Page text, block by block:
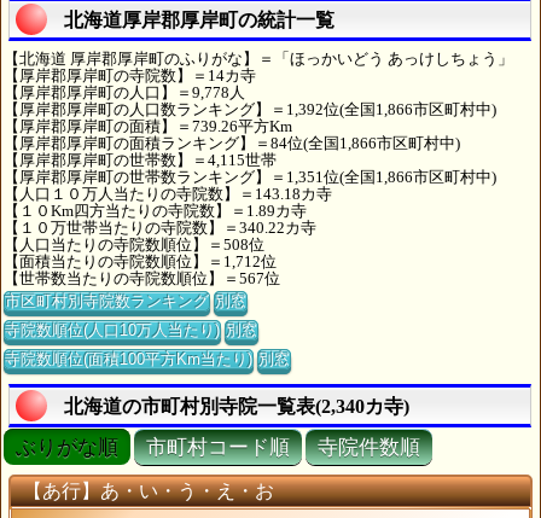
北海道厚岸郡厚岸町の統計一覧
【北海道 厚岸郡厚岸町のふりがな】＝「ほっかいどう あっけしちょう」
【厚岸郡厚岸町の寺院数】＝14カ寺
【厚岸郡厚岸町の人口】＝9,778人
【厚岸郡厚岸町の人口数ランキング】＝1,392位(全国1,866市区町村中)
【厚岸郡厚岸町の面積】＝739.26平方Km
【厚岸郡厚岸町の面積ランキング】＝84位(全国1,866市区町村中)
【厚岸郡厚岸町の世帯数】＝4,115世帯
【厚岸郡厚岸町の世帯数ランキング】＝1,351位(全国1,866市区町村中)
【人口１０万人当たりの寺院数】＝143.18カ寺
【１０Km四方当たりの寺院数】＝1.89カ寺
【１０万世帯当たりの寺院数】＝340.22カ寺
【人口当たりの寺院数順位】＝508位
【面積当たりの寺院数順位】＝1,712位
【世帯数当たりの寺院数順位】＝567位
市区町村別寺院数ランキング 別窓
寺院数順位(人口10万人当たり) 別窓
寺院数順位(面積100平方Km当たり) 別窓
北海道の市町村別寺院一覧表(2,340カ寺)
ぶりがな順 市町村コード順 寺院件数順
【あ行】あ・い・う・え・お